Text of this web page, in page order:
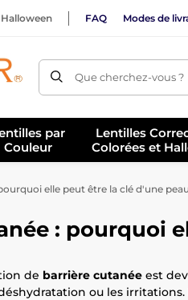
FAQ Modes de
Que cherchez-vous ?
par
Couleur
Lentilles
Colorées et
elle peut être la clé d'une
: pourquoi
de barrière cutanée est
ou les